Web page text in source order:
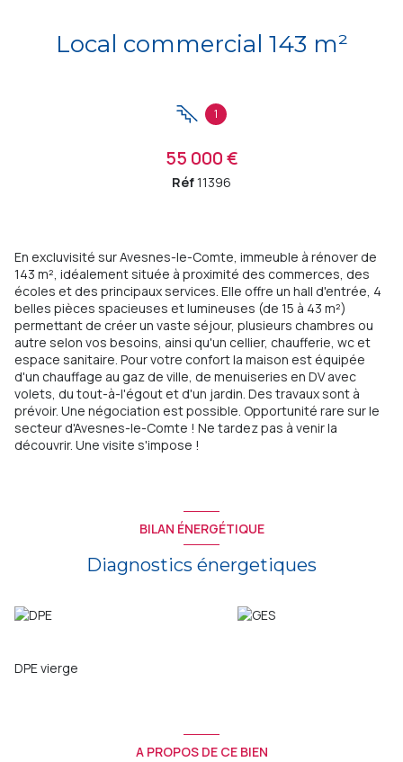
Local commercial 143 m²
1
55 000 €
Réf11396
En excluvisité sur Avesnes-le-Comte, immeuble à rénover de
143 m², idéalement située à proximité des commerces, des
écoles et des principaux services. Elle offre un hall d'entrée, 4
belles pièces spacieuses et lumineuses (de 15 à 43 m²)
permettant de créer un vaste séjour, plusieurs chambres ou
autre selon vos besoins, ainsi qu'un cellier, chaufferie, wc et
espace sanitaire. Pour votre confort la maison est équipée
d'un chauffage au gaz de ville, de menuiseries en DV avec
volets, du tout-à-l'égout et d'un jardin. Des travaux sont à
prévoir. Une négociation est possible. Opportunité rare sur le
secteur d'Avesnes-le-Comte ! Ne tardez pas à venir la
découvrir. Une visite s'impose !
BILAN ÉNERGÉTIQUE
Diagnostics énergetiques
DPE vierge
A PROPOS DE CE BIEN